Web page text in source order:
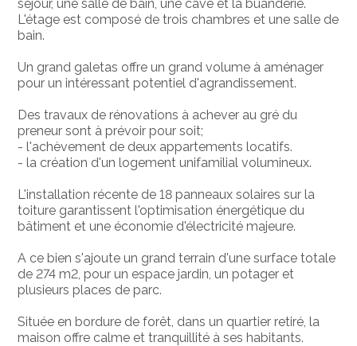
séjour, une salle de bain, une cave et la buanderie.
L'étage est composé de trois chambres et une salle de
bain.
Un grand galetas offre un grand volume à aménager
pour un intéressant potentiel d'agrandissement.
Des travaux de rénovations à achever au gré du
preneur sont à prévoir pour soit;
- l'achèvement de deux appartements locatifs.
- la création d'un logement unifamilial volumineux.
L'installation récente de 18 panneaux solaires sur la
toiture garantissent l'optimisation énergétique du
bâtiment et une économie d'électricité majeure.
A ce bien s'ajoute un grand terrain d'une surface totale
de 274 m2, pour un espace jardin, un potager et
plusieurs places de parc.
Située en bordure de forêt, dans un quartier retiré, la
maison offre calme et tranquillité à ses habitants.